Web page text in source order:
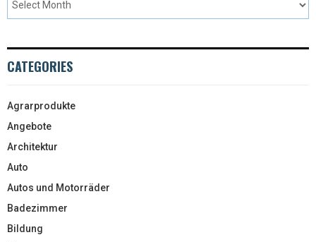
CATEGORIES
Agrarprodukte
Angebote
Architektur
Auto
Autos und Motorräder
Badezimmer
Bildung